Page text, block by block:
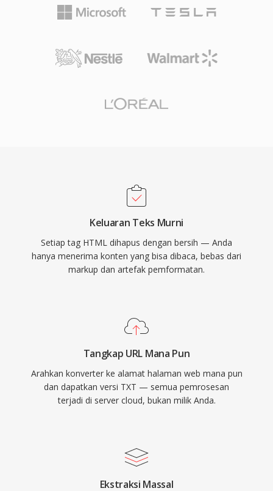
Keluaran Teks Murni
Setiap tag HTML dihapus dengan bersih — Anda
hanya menerima konten yang bisa dibaca, bebas dari
markup dan artefak pemformatan.
Tangkap URL Mana Pun
Arahkan konverter ke alamat halaman web mana pun
dan dapatkan versi TXT — semua pemrosesan
terjadi di server cloud, bukan milik Anda.
Ekstraksi Massal